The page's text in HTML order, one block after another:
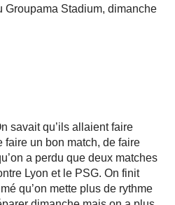
Groupama Stadium, dimanche
savait qu’ils allaient faire
faire un bon match, de faire
a perdu que deux matches
Lyon et le PSG. On finit
qu’on mette plus de rythme